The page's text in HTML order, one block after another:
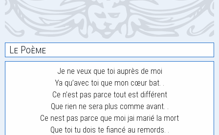
Le Poème
Je ne veux que toi auprès de moi
Ya qu’avec toi que mon cœur bat. .
Ce n’est pas parce tout est différent
Que rien ne sera plus comme avant. .
Ce nest pas parce que moi jai marié la mort
Que toi tu dois te fiancé au remords. .